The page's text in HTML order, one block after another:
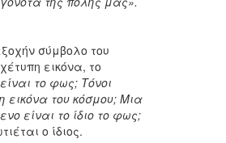
σύμβολο του
εικόνα, το
το φως; Τόνοι
του κόσμου; Μια
είναι το ίδιο το φως;
ο ίδιος.